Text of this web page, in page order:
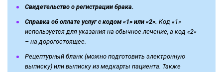
Свидетельство о регистрации брака.
Справка об оплате услуг с кодом «1» или «2». Код «1»
используется для указания на обычное лечение, а код «2»
– на дорогостоящее.
Рецептурный бланк (можно подготовить электронную
выписку) или выписку из медкарты пациента. Также